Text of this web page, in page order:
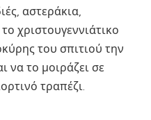
αστεράκια,
χριστουγεννιάτικο
του σπιτιού την
να το μοιράζει σε
τραπέζι.